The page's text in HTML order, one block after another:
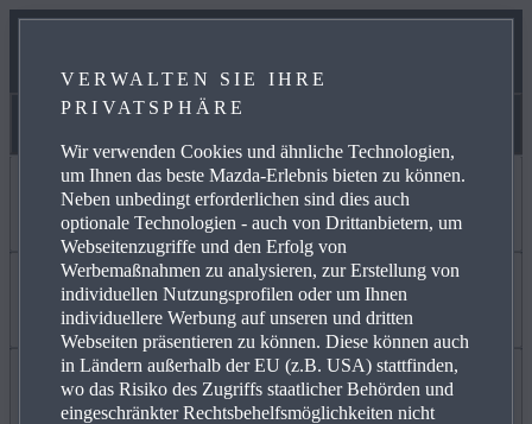
OVER THE AIR
ONLINE-SERVICEBUCHUNG
Jetzt entdecken
ANGEBOT PRIVAT
GEWERBEKUNDEN
Mehr erfahren
KARRIERE / CAREERS
Wissenswertes
VERWALTEN SIE IHRE
PRIVATSPHÄRE
Wir verwenden Cookies und ähnliche Technologien,
um Ihnen das beste Mazda-Erlebnis bieten zu können.
Neben unbedingt erforderlichen sind dies auch
optionale Technologien - auch von Drittanbietern, um
Webseitenzugriffe und den Erfolg von
Werbemaßnahmen zu analysieren, zur Erstellung von
individuellen Nutzungsprofilen oder um Ihnen
individuellere Werbung auf unseren und dritten
Webseiten präsentieren zu können. Diese können auch
in Ländern außerhalb der EU (z.B. USA) stattfinden,
wo das Risiko des Zugriffs staatlicher Behörden und
eingeschränkter Rechtsbehelfsmöglichkeiten nicht